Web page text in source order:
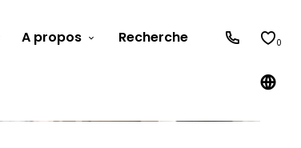
A propos Recherche 0